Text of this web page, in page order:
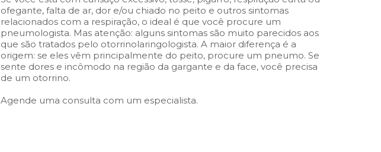
ofegante, falta de ar, dor e/ou chiado no peito e outros sintomas
relacionados com a respiração, o ideal é que você procure um
pneumologista. Mas atenção: alguns sintomas são muito parecidos aos
que são tratados pelo otorrinolaringologista. A maior diferença é a
origem: se eles vêm principalmente do peito, procure um pneumo. Se
sente dores e incômodo na região da gargante e da face, você precisa
de um otorrino.
Agende uma consulta com um especialista.